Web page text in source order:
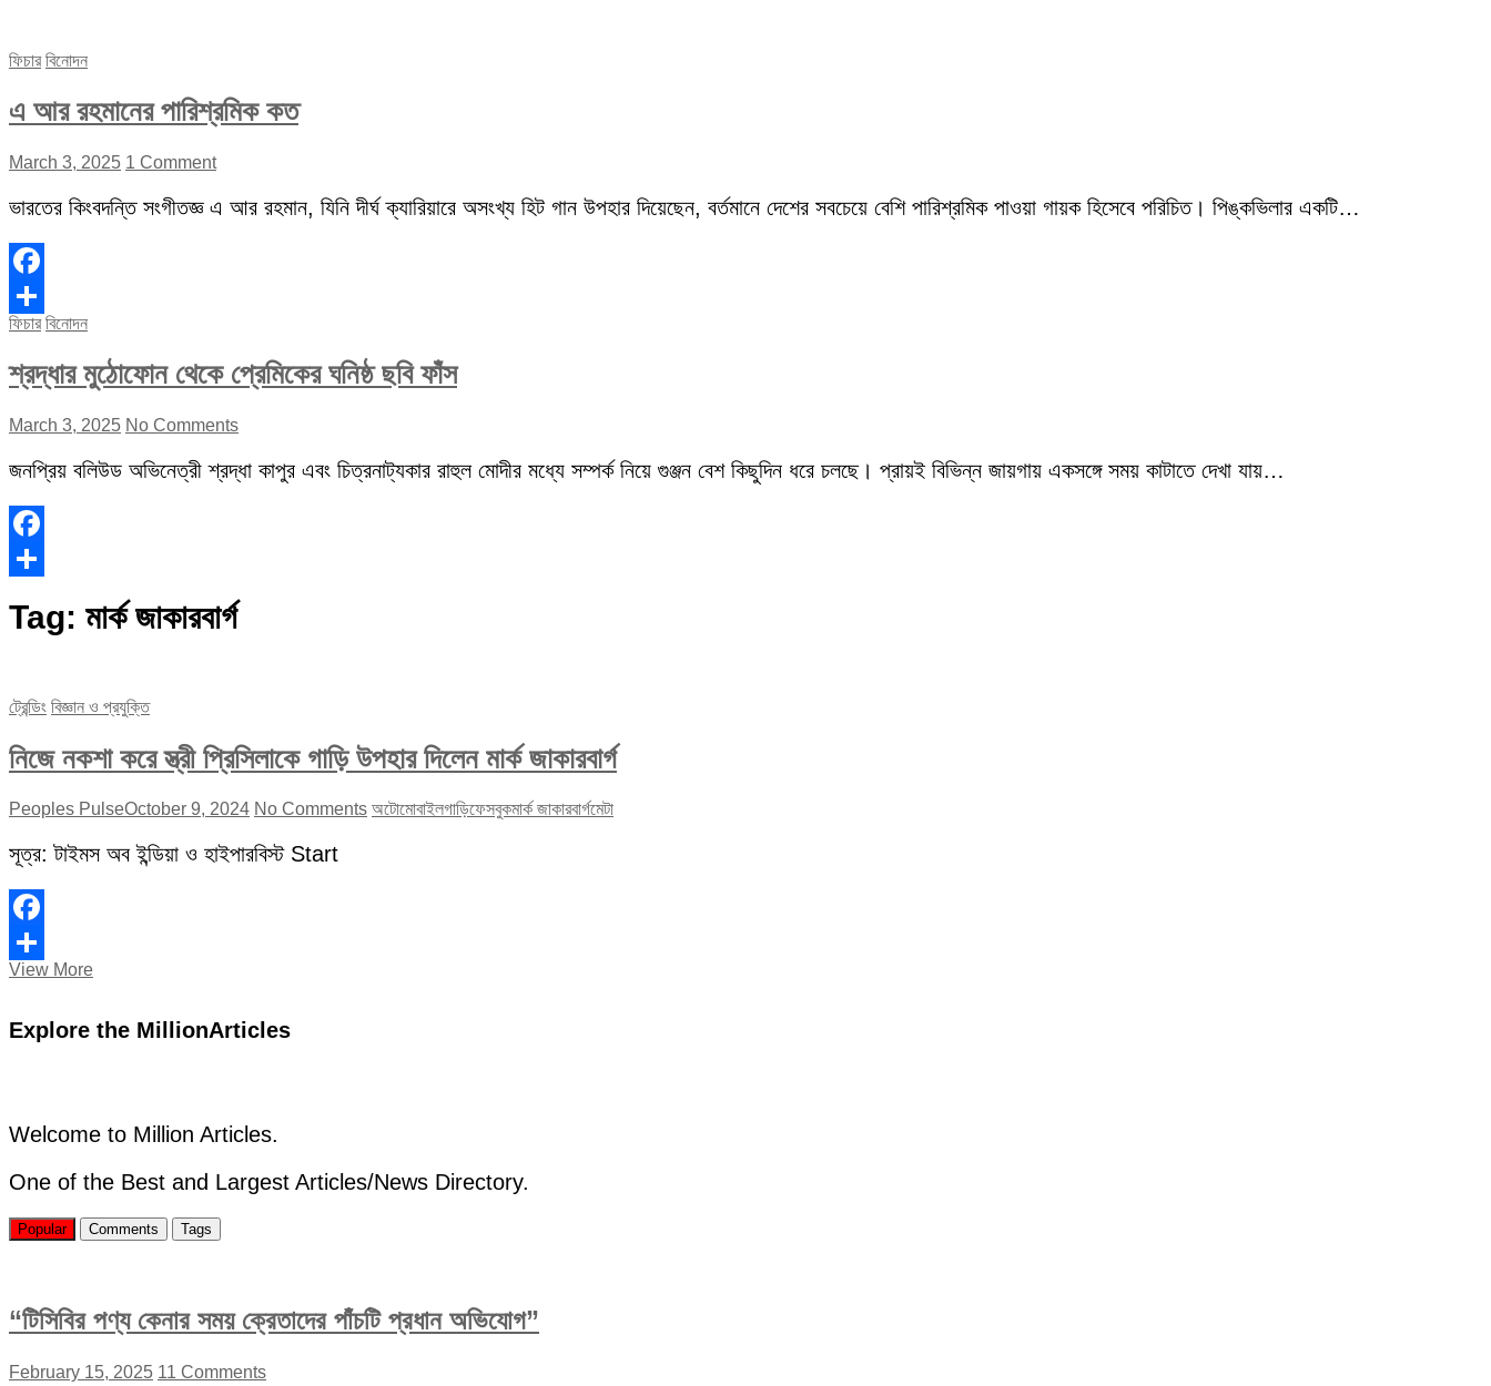
ফিচার বিনোদন
এ আর রহমানের পারিশ্রমিক কত
March 3, 2025 1 Comment
ভারতের কিংবদন্তি সংগীতজ্ঞ এ আর রহমান, যিনি দীর্ঘ ক্যারিয়ারে অসংখ্য হিট গান উপহার দিয়েছেন, বর্তমানে দেশের সবচেয়ে বেশি পারিশ্রমিক পাওয়া গায়ক হিসেবে পরিচিত। পিঙ্কভিলার একটি…
Facebook
Share
ফিচার বিনোদন
শ্রদ্ধার মুঠোফোন থেকে প্রেমিকের ঘনিষ্ঠ ছবি ফাঁস
March 3, 2025 No Comments
জনপ্রিয় বলিউড অভিনেত্রী শ্রদ্ধা কাপুর এবং চিত্রনাট্যকার রাহুল মোদীর মধ্যে সম্পর্ক নিয়ে গুঞ্জন বেশ কিছুদিন ধরে চলছে। প্রায়ই বিভিন্ন জায়গায় একসঙ্গে সময় কাটাতে দেখা যায়…
Facebook
Tag: মার্ক জাকারবার্গ
ট্রেন্ডিং বিজ্ঞান ও প্রযুক্তি
নিজে নকশা করে স্ত্রী প্রিসিলাকে গাড়ি উপহার দিলেন মার্ক জাকারবার্গ
Peoples PulseOctober 9, 2024 No Comments অটোমোবাইলগাড়িফেসবুকমার্ক জাকারবার্গমেটা
সূত্র: টাইমস অব ইন্ডিয়া ও হাইপারবিস্ট Start
Facebook
Share
View Moreনিজে
স্ত্রী
মার্ক
জাকারবার্গ
Explore the MillionArticles
Welcome to Million Articles.
One of the Best and Largest Articles/News Directory.
Popular Comments Tags
“টিসিবির পণ্য কেনার সময় ক্রেতাদের পাঁচটি প্রধান অভিযোগ”
February 15, 2025 11 Comments